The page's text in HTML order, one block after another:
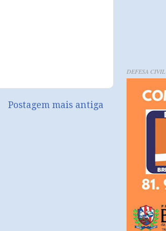
Postagem mais antiga
DEFESA CIVIL